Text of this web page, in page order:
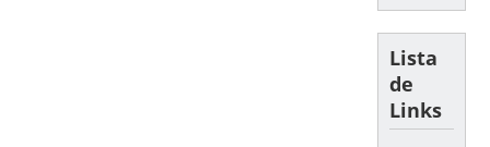
Lista
de
Links